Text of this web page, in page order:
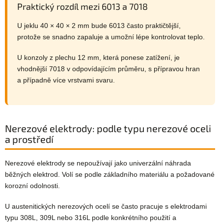
Praktický rozdíl mezi 6013 a 7018
U jeklu 40 × 40 × 2 mm bude 6013 často praktičtější,
protože se snadno zapaluje a umožní lépe kontrolovat teplo.
U konzoly z plechu 12 mm, která ponese zatížení, je
vhodnější 7018 v odpovídajícím průměru, s přípravou hran
a případně více vrstvami svaru.
Nerezové elektrody: podle typu nerezové oceli
a prostředí
Nerezové elektrody se nepoužívají jako univerzální náhrada
běžných elektrod. Volí se podle základního materiálu a požadované
korozní odolnosti.
U austenitických nerezových ocelí se často pracuje s elektrodami
typu 308L, 309L nebo 316L podle konkrétního použití a